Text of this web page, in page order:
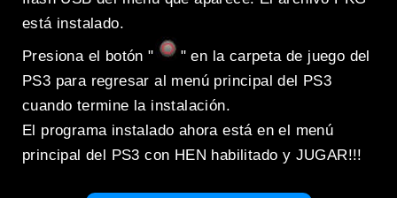
está instalado.
Presiona el botón "
" en la carpeta de juego del
PS3 para regresar al menú principal del PS3
cuando termine la instalación.
El programa instalado ahora está en el menú
principal del PS3 con HEN habilitado y JUGAR!!!